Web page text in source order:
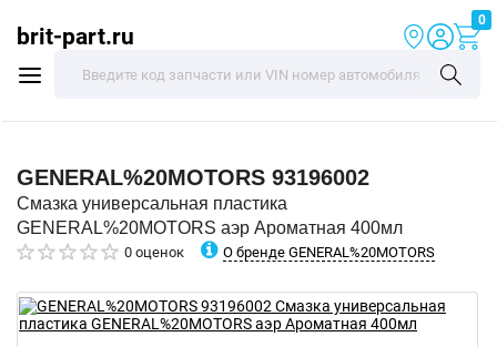
brit-part.ru
0
GENERAL%20MOTORS 93196002
Смазка универсальная пластика
GENERAL%20MOTORS аэр Ароматная 400мл
0 оценок О бренде GENERAL%20MOTORS